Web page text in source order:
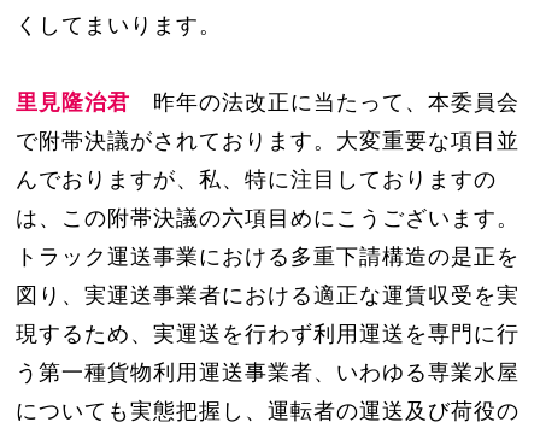
くしてまいります。
里見隆治君 昨年の法改正に当たって、本委員会
で附帯決議がされております。大変重要な項目並
んでおりますが、私、特に注目しておりますの
は、この附帯決議の六項目めにこうございます。
トラック運送事業における多重下請構造の是正を
図り、実運送事業者における適正な運賃収受を実
現するため、実運送を行わず利用運送を専門に行
う第一種貨物利用運送事業者、いわゆる専業水屋
についても実態把握し、運転者の運送及び荷役の